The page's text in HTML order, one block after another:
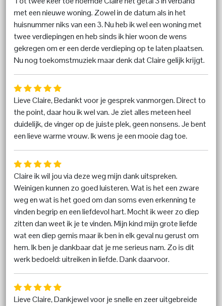
met een nieuwe woning. Zowel in de datum als in het
huisnummer niks van een 3. Nu heb ik wel een woning met
twee verdiepingen en heb sinds ik hier woon de wens
gekregen om er een derde verdieping op te laten plaatsen.
Nu nog toekomstmuziek maar denk dat Claire gelijk krijgt.
Lieve Claire, Bedankt voor je gesprek vanmorgen. Direct to
the point, daar hou ik wel van. Je ziet alles meteen heel
duidelijk, de vinger op de juiste plek, geen nonsens. Je bent
een lieve warme vrouw. Ik wens je een mooie dag toe.
Claire ik wil jou via deze weg mijn dank uitspreken.
Weinigen kunnen zo goed luisteren. Wat is het een zware
weg en wat is het goed om dan soms even erkenning te
vinden begrip en een liefdevol hart. Mocht ik weer zo diep
zitten dan weet ik je te vinden. Mijn kind mijn grote liefde
wat een diep gemis maar ik ben in elk geval nu gerust om
hem. Ik ben je dankbaar dat je me serieus nam. Zo is dit
werk bedoeld: uitreiken in liefde. Dank daarvoor.
Lieve Claire, Dankjewel voor je snelle en zeer uitgebreide